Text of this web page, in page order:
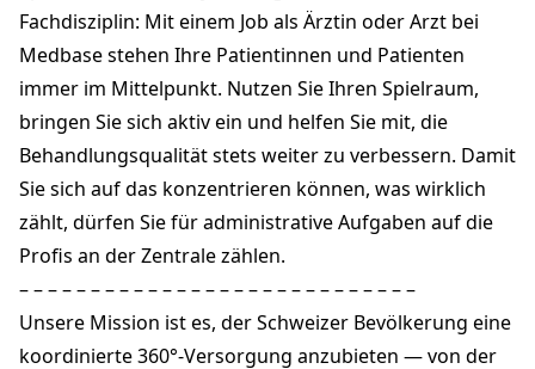
Fachdisziplin: Mit einem Job als Ärztin oder Arzt bei
Medbase stehen Ihre Patientinnen und Patienten
immer im Mittelpunkt. Nutzen Sie Ihren Spielraum,
bringen Sie sich aktiv ein und helfen Sie mit, die
Behandlungsqualität stets weiter zu verbessern. Damit
Sie sich auf das konzentrieren können, was wirklich
zählt, dürfen Sie für administrative Aufgaben auf die
Profis an der Zentrale zählen.
– – – – – – – – – – – – – – – – – – – – – – – – – – – –
Unsere Mission ist es, der Schweizer Bevölkerung eine
koordinierte 360°-Versorgung anzubieten — von der